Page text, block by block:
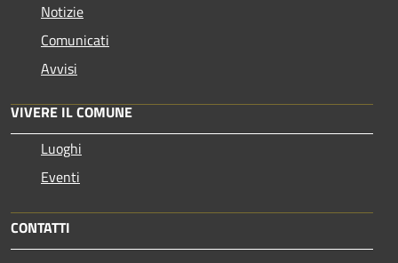
Notizie
Comunicati
Avvisi
VIVERE IL COMUNE
Luoghi
Eventi
CONTATTI